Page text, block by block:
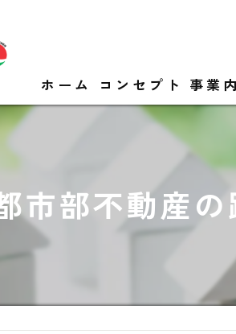
ホーム コンセプト 事業
市部不動産